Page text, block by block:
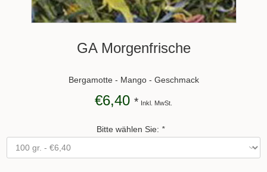
GA Morgenfrische
Bergamotte - Mango - Geschmack
€6,40 * Inkl. MwSt.
Bitte wählen Sie: *